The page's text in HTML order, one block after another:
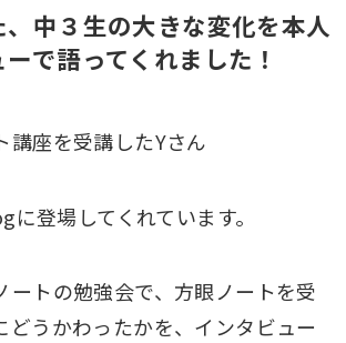
中３生の大きな変化を本人
で語ってくれました！
講座を受講したYさん
登場してくれています。
ートの勉強会で、方眼ノートを受
どうかわったかを、インタビュー